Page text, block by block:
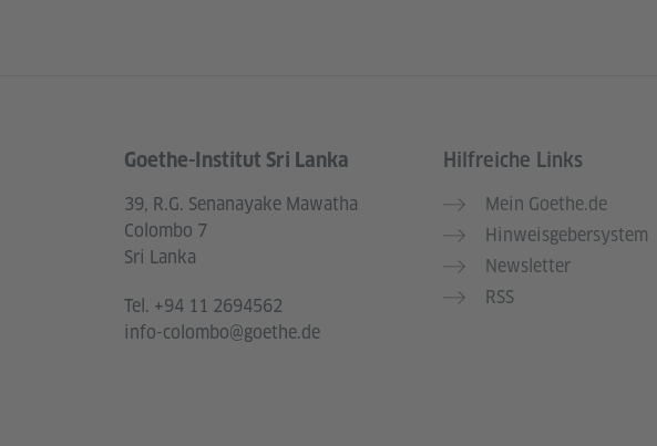
Service- und Informationsbereich
Goethe-Institut Sri Lanka
39, R.G. Senanayake Mawatha
Colombo 7
Sri Lanka
Tel. +94 11 2694562
info-colombo@goethe.de
Hilfreiche Links
Mein Goethe.de
Hinweisgebersystem
Newsletter
RSS